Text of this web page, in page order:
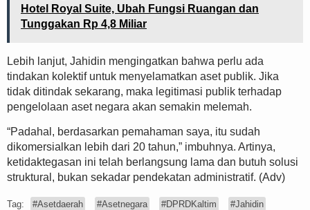
Hotel Royal Suite, Ubah Fungsi Ruangan dan
Tunggakan Rp 4,8 Miliar
Lebih lanjut, Jahidin mengingatkan bahwa perlu ada
tindakan kolektif untuk menyelamatkan aset publik. Jika
tidak ditindak sekarang, maka legitimasi publik terhadap
pengelolaan aset negara akan semakin melemah.
“Padahal, berdasarkan pemahaman saya, itu sudah
dikomersialkan lebih dari 20 tahun,” imbuhnya. Artinya,
ketidaktegasan ini telah berlangsung lama dan butuh solusi
struktural, bukan sekadar pendekatan administratif. (Adv)
Tag: #Asetdaerah #Asetnegara #DPRDKaltim
#Jahidin